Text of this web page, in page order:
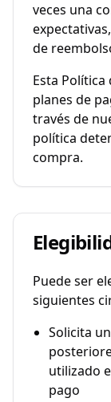
veces una
de
Esta
planes de
través de
política
compra.
Puede ser
siguientes
Solicita
utilizado
pago